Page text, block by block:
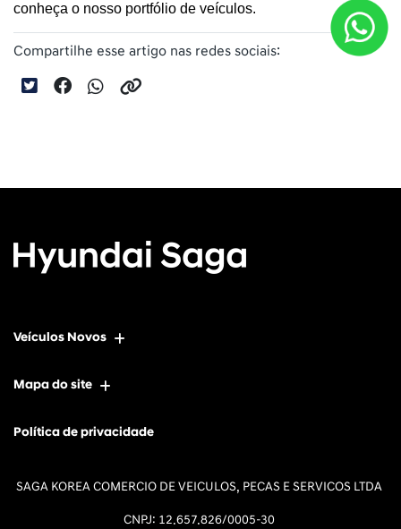
conheça o nosso portfólio de veículos.
Compartilhe esse artigo nas redes sociais:
Veículos Novos
Mapa do site
Política de privacidade
SAGA KOREA COMERCIO DE VEICULOS, PECAS E SERVICOS LTDA
CNPJ: 12.657.826/0005-30